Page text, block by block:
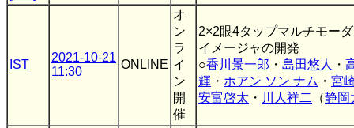
IST
2021-10-21
11:30
ONLINE
オ
ン
ラ
イ
ン
開
催
2×2眼4タップマルチモー
イメージャの開発
○香川景一郎 ・ 島田悠人 ・
輝 ・ ホアン ソン ナム ・ 宮
安富啓太 ・ 川人祥二 （静岡